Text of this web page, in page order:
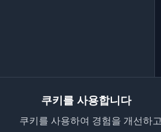
쿠키를 사용합니다
쿠키를 사용하여 경험을 개선하